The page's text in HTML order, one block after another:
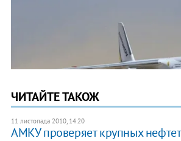
ЧИТАЙТЕ ТАКОЖ
11 листопада 2010, 14:20
АМКУ проверяет крупных